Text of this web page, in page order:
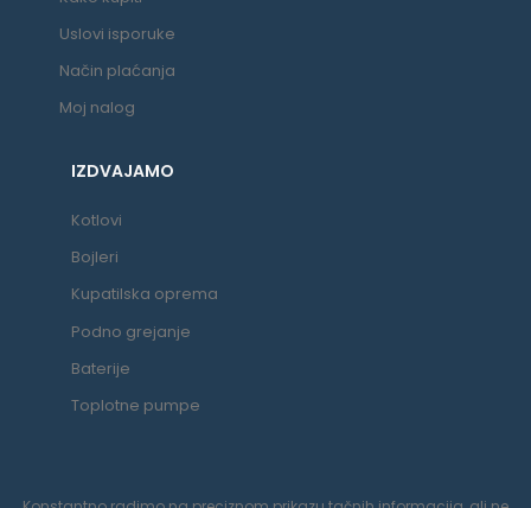
Uslovi isporuke
Način plaćanja
Moj nalog
IZDVAJAMO
Kotlovi
Bojleri
Kupatilska oprema
Podno grejanje
Baterije
Toplotne pumpe